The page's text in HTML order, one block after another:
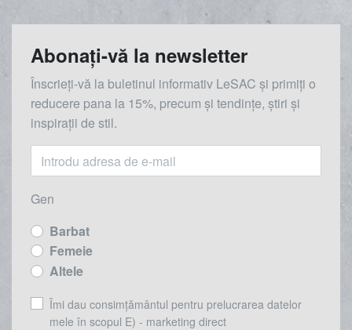
Abonați-vă la newsletter
Înscrieți-vă la buletinul informativ LeSAC și primiți o
reducere pana la 15%, precum și tendințe, știri și
inspirații de stil.
Gen
Barbat
Femeie
Altele
Îmi dau consimțământul pentru prelucrarea datelor
mele în scopul E) - marketing direct